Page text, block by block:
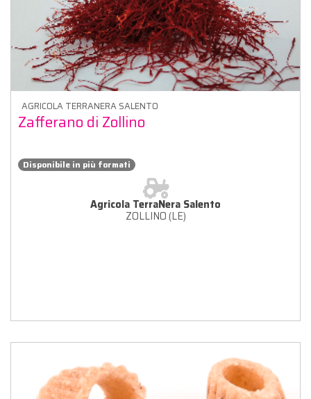
AGRICOLA TERRANERA SALENTO
Zafferano di Zollino
Disponibile in più formati
Agricola TerraNera Salento
ZOLLINO (LE)